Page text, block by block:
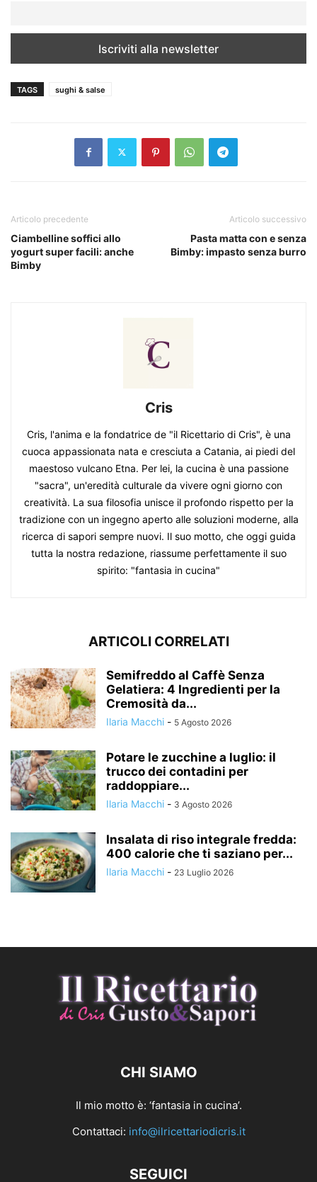
TAGS sughi & salse
Articolo precedente
Ciambelline soffici allo
yogurt super facili: anche
Bimby
Articolo successivo
Pasta matta con e senza
Bimby: impasto senza burro
Cris
Cris, l'anima e la fondatrice de "il Ricettario di Cris", è una
cuoca appassionata nata e cresciuta a Catania, ai piedi del
maestoso vulcano Etna. Per lei, la cucina è una passione
"sacra", un'eredità culturale da vivere ogni giorno con
creatività. La sua filosofia unisce il profondo rispetto per la
tradizione con un ingegno aperto alle soluzioni moderne, alla
ricerca di sapori sempre nuovi. Il suo motto, che oggi guida
tutta la nostra redazione, riassume perfettamente il suo
spirito: "fantasia in cucina"
ARTICOLI CORRELATI
Semifreddo al Caffè Senza
Gelatiera: 4 Ingredienti per la
Cremosità da...
Ilaria Macchi - 5 Agosto 2026
Potare le zucchine a luglio: il
trucco dei contadini per
raddoppiare...
Ilaria Macchi - 3 Agosto 2026
Insalata di riso integrale fredda:
400 calorie che ti saziano per...
Ilaria Macchi - 23 Luglio 2026
CHI SIAMO
Il mio motto è: ‘fantasia in cucina’.
Contattaci: info@ilricettariodicris.it
SEGUICI